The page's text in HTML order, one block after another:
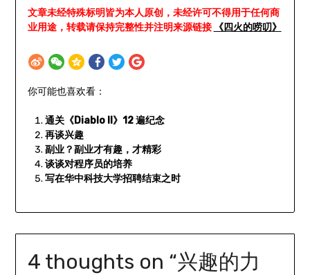
文章未经特殊标明皆为本人原创，未经许可不得用于任何商
业用途，转载请保持完整性并注明来源链接
《四火的唠叨》
你可能也喜欢看：
通关《Diablo II》12 遍纪念
再谈兴趣
副业？副业才有趣，才精彩
谈谈对程序员的培养
写在华中科技大学招聘结束之时
4 thoughts on “兴趣的力